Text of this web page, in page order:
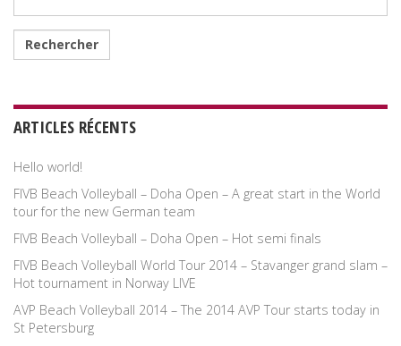
ARTICLES RÉCENTS
Hello world!
FIVB Beach Volleyball – Doha Open – A great start in the World
tour for the new German team
FIVB Beach Volleyball – Doha Open – Hot semi finals
FIVB Beach Volleyball World Tour 2014 – Stavanger grand slam –
Hot tournament in Norway LIVE
AVP Beach Volleyball 2014 – The 2014 AVP Tour starts today in
St Petersburg